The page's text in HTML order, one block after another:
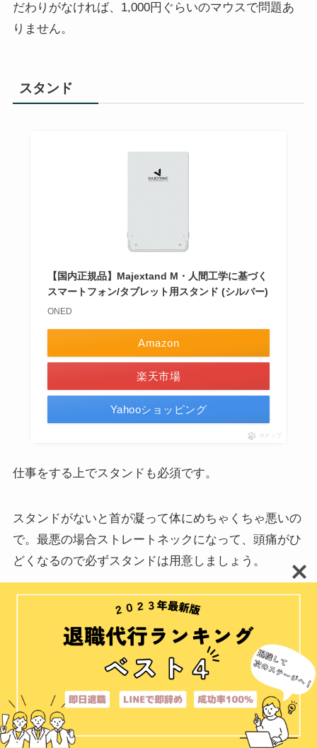
だわりがなければ、1,000円ぐらいのマウスで問題あ
りません。
スタンド
【国内正規品】Majextand M・人間工学に基づく
スマートフォン/タブレット用スタンド (シルバー)
ONED
Amazon
楽天市場
Yahooショッピング
ポチップ
仕事をする上でスタンドも必須です。
スタンドがないと首が凝って体にめちゃくちゃ悪いの
で。最悪の場合ストレートネックになって、頭痛がひ
どくなるので必ずスタンドは用意しましょう。
iPad用のおすすめのスタンドは、「Majextand M」で
す。使いやすくて高さの調整もでき、なんといっても
かっこいいです。使わない時は折りたたんでiPadにつ
けた磁石に貼り付けるだけなので、めちゃくちゃスマ
ートです。
スタンド選びに困ったら「Majextand M」を用意しま